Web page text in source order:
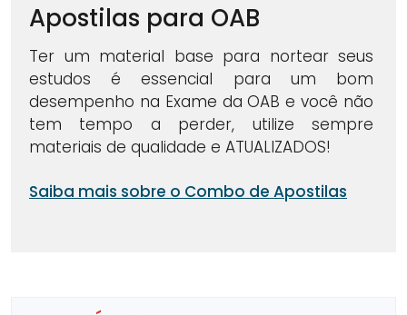
Apostilas para OAB
Ter um material base para nortear seus
estudos é essencial para um bom
desempenho na Exame da OAB e você não
tem tempo a perder, utilize sempre
materiais de qualidade e ATUALIZADOS!
Saiba mais sobre o Combo de Apostilas